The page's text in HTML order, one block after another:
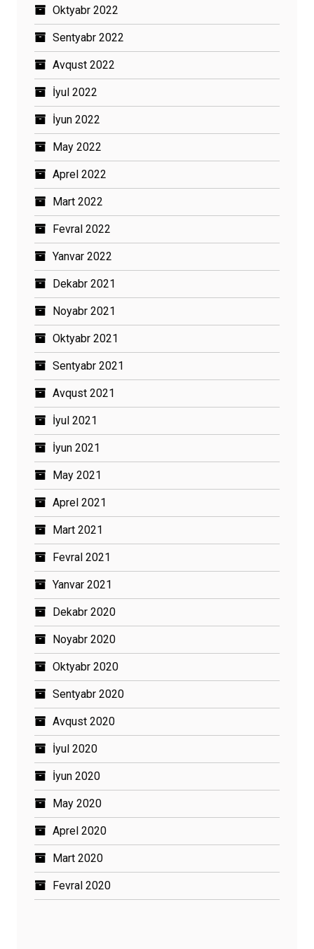
Oktyabr 2022
Sentyabr 2022
Avqust 2022
İyul 2022
İyun 2022
May 2022
Aprel 2022
Mart 2022
Fevral 2022
Yanvar 2022
Dekabr 2021
Noyabr 2021
Oktyabr 2021
Sentyabr 2021
Avqust 2021
İyul 2021
İyun 2021
May 2021
Aprel 2021
Mart 2021
Fevral 2021
Yanvar 2021
Dekabr 2020
Noyabr 2020
Oktyabr 2020
Sentyabr 2020
Avqust 2020
İyul 2020
İyun 2020
May 2020
Aprel 2020
Mart 2020
Fevral 2020